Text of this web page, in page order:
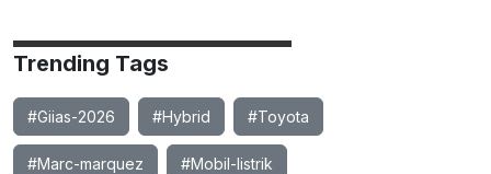
Trending Tags
#Giias-2026 #Hybrid #Toyota
#Marc-marquez #Mobil-listrik